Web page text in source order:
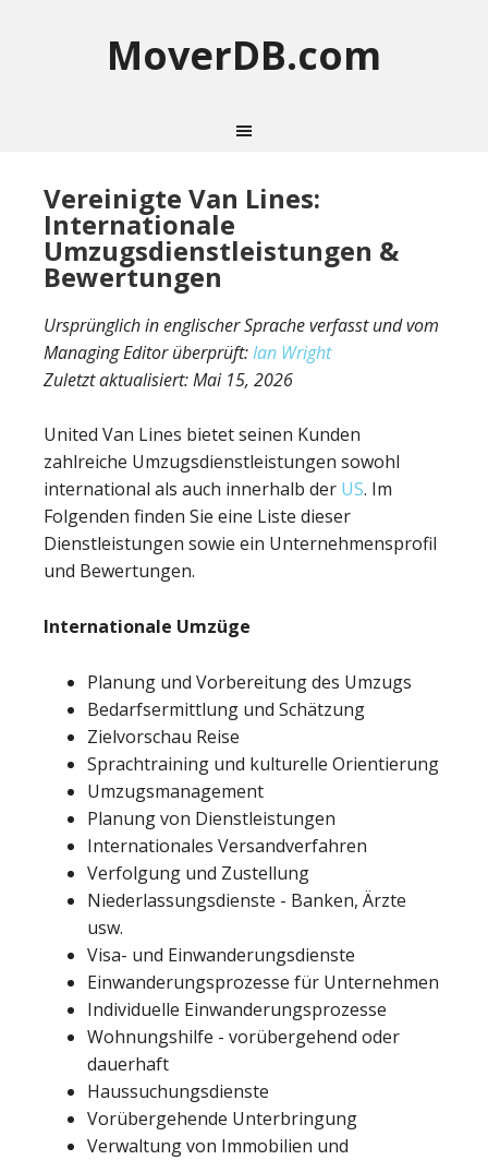
MoverDB.com
Vereinigte Van Lines:
Internationale
Umzugsdienstleistungen &
Bewertungen
Ursprünglich in englischer Sprache verfasst und vom
Managing Editor überprüft:Ian Wright
Zuletzt aktualisiert:Mai 15, 2026
United Van Lines bietet seinen Kunden
zahlreiche Umzugsdienstleistungen sowohl
international als auch innerhalb der US. Im
Folgenden finden Sie eine Liste dieser
Dienstleistungen sowie ein Unternehmensprofil
und Bewertungen.
Internationale Umzüge
Planung und Vorbereitung des Umzugs
Bedarfsermittlung und Schätzung
Zielvorschau Reise
Sprachtraining und kulturelle Orientierung
Umzugsmanagement
Planung von Dienstleistungen
Internationales Versandverfahren
Verfolgung und Zustellung
Niederlassungsdienste - Banken, Ärzte
usw.
Visa- und Einwanderungsdienste
Einwanderungsprozesse für Unternehmen
Individuelle Einwanderungsprozesse
Wohnungshilfe - vorübergehend oder
dauerhaft
Haussuchungsdienste
Vorübergehende Unterbringung
Verwaltung von Immobilien und